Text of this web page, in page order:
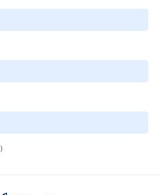
提案、関連会社のメディアを展開
ジの制作、ランディングページ制作、